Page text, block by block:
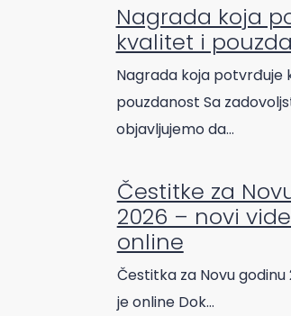
Nagrada koja
kvalitet i
Nagrada koja potvrđuje
pouzdanost Sa
objavljujemo da…
Čestitke za
2026 – novi
online
Čestitka za Novu godinu
je online Dok…